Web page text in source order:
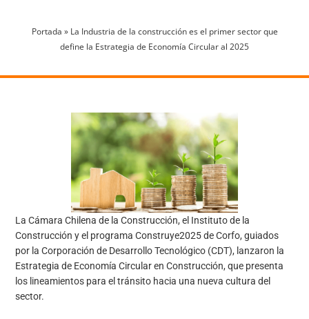
Portada » La Industria de la construcción es el primer sector que
define la Estrategia de Economía Circular al 2025
La Cámara Chilena de la Construcción, el Instituto de la
Construcción y el programa Construye2025 de Corfo, guiados
por la Corporación de Desarrollo Tecnológico (CDT), lanzaron la
Estrategia de Economía Circular en Construcción, que presenta
los lineamientos para el tránsito hacia una nueva cultura del
sector.